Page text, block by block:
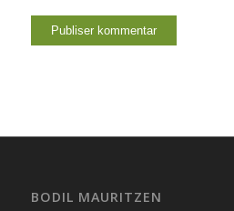
BODIL MAURITZEN